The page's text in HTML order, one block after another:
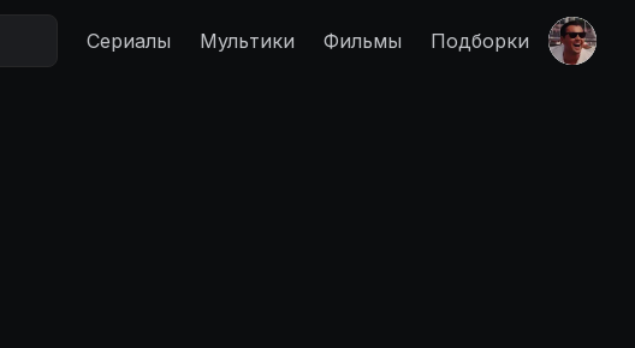
Сериалы Мультики Фильмы Подборки